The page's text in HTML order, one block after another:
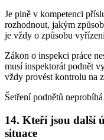
Je plně v kompetenci
rozhodnout, jakým
je vždy o způsobu
Zákon o inspekci práce
musí inspektorát podnět
vždy provést kontrolu na
Šetření podnětů
14. Kteří jsou další
situace